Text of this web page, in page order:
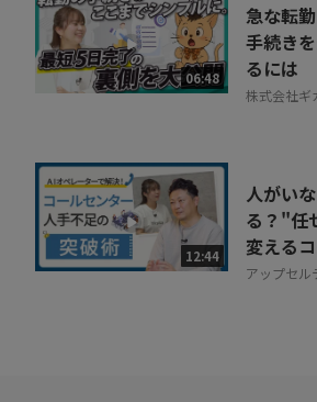
06:48
急な転
手続き
るには
株式会社ギ
12:44
人がい
る？"任
変える
アップセル